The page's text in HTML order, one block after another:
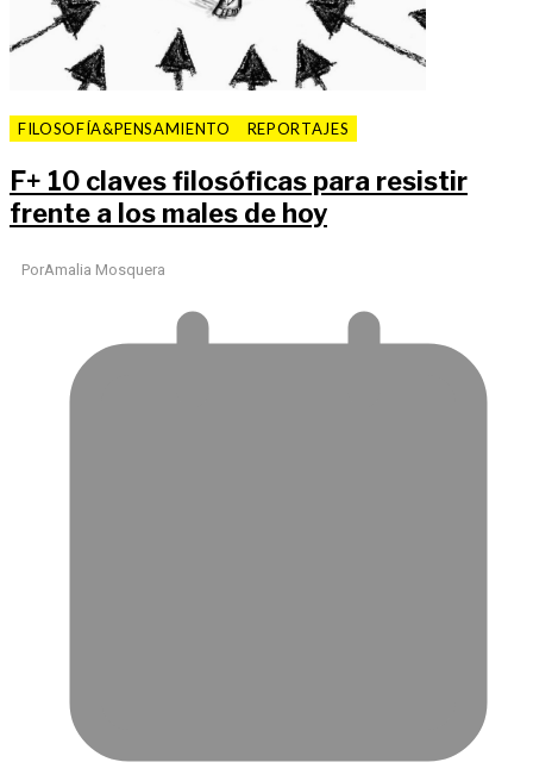
FILOSOFÍA&PENSAMIENTO REPORTAJES
F+ 10 claves filosóficas para resistir
frente a los males de hoy
PorAmalia Mosquera